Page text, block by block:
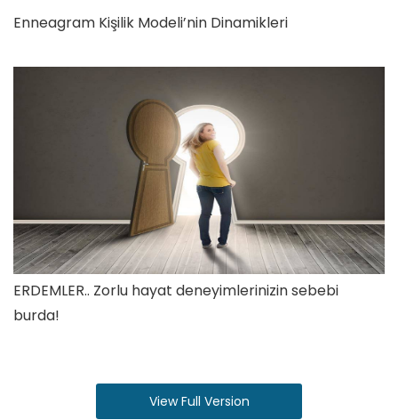
Enneagram Kişilik Modeli’nin Dinamikleri
ERDEMLER.. Zorlu hayat deneyimlerinizin sebebi
burda!
View Full Version